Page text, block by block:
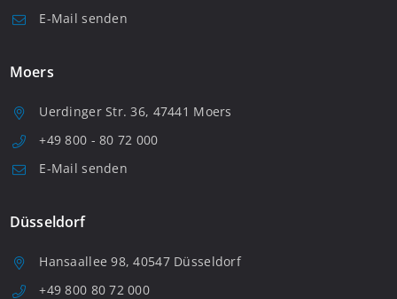
E-Mail senden
Moers
Uerdinger Str. 36, 47441 Moers
+49 800 - 80 72 000
E-Mail senden
Düsseldorf
Hansaallee 98, 40547 Düsseldorf
+49 800 80 72 000